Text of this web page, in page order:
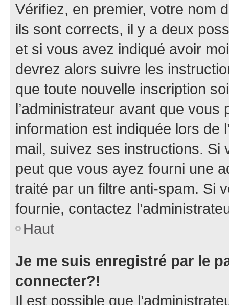
Vérifiez, en premier, votre nom
ils sont corrects, il y a deux
et si vous avez indiqué avoir
devrez alors suivre les
que toute nouvelle inscription
l’administrateur avant que
information est indiquée lors de
mail, suivez ses instructions. Si
peut que vous ayez fourni une
traité par un filtre anti-spam. Si
fournie, contactez
Haut
Je me suis enregistré par le
connecter?!
Il est possible que